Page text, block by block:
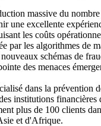
massive du
une excellente
les coûts
par les algorithmes de
schémas de
des menaces
dans la prévention
institutions financières
plus de 100 clients
et d'Afrique.